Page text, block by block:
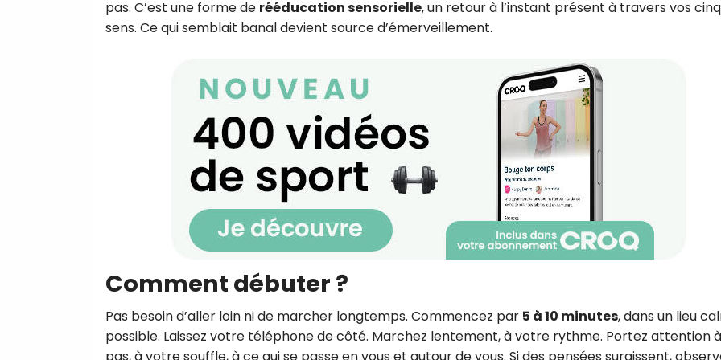
pas. C’est une forme de rééducation sensorielle, un retour à l’instant présent à travers vos cinq
sens. Ce qui semblait banal devient source d’émerveillement.
Comment débuter ?
Pas besoin d’aller loin ni de marcher longtemps. Commencez par 5 à 10 minutes, dans un lieu
possible. Laissez votre téléphone de côté. Marchez lentement, à votre rythme. Portez attention
pas, à votre souffle, à ce qui se passe en vous et autour de vous. Si des pensées surgissent,